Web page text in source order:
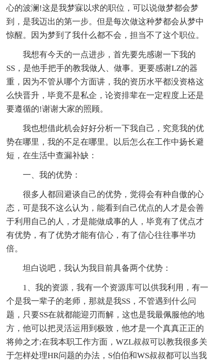
心的波澜!这是我梦寐以求的职位，可以说做梦都会梦
到，是我迈出的第一步。但是每次做这种梦都会从梦中
惊醒。因为梦到了我什么都不会，担当不了这个职位。
我想有今天的一点进步，首先要先感谢一下我的
SS，是他手把手的教我做人、做事。更要感谢LZ的器
重，因为不管从哪个方面讲，我的资历水平都没资格这
么快晋升，毕竟不是私企，论资排辈在一定程度上还是
要遵循的!谢谢大家的照顾。
我也想借此机会好好分析一下我自己，究竟我的优
势在哪里，我的不足在哪里。以后怎么在工作中扬长避
短，在生活中查漏补缺：
一、我的优势：
很多人都回避谈自己的优势，觉得会有种自傲的心
态，可是我不这么认为，能看到自己优点的人才是会善
于利用自己的人，才是能做成事的人，毕竟有了优点才
有优势，有了优势才能有信心，有了信心往往事半功
倍。
坦白说吧，我认为我目前具备两个优势：
1、我的资源，我有一个资源库可以供我利用，有一
个是我一辈子的老师，那就是我SS，不管遇到什么问
题，只要SS在就都能迎刃而解，这也是我最佩服他的地
方，他可以把灵活运用到极致，他才是一个真真正正的
将帅之才;在我本职工作方面，WZL叔叔可以教我很多关
于怎样处理HR问题的办法，S伯伯和WS叔叔都可以当我